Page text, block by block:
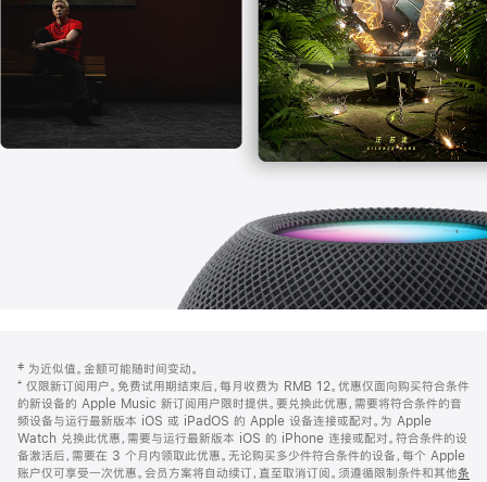
页
页
脚
注
‡ 为近似值。金额可能随时间变动。
⁺ 仅限新订阅用户。免费试用期结束后，每月收费为 RMB 12。优惠仅面向购买符合条件
的新设备的 Apple Music 新订阅用户限时提供。要兑换此优惠，需要将符合条件的音
频设备与运行最新版本 iOS 或 iPadOS 的 Apple 设备连接或配对。为 Apple
Watch 兑换此优惠，需要与运行最新版本 iOS 的 iPhone 连接或配对。符合条件的设
备激活后，需要在 3 个月内领取此优惠。无论购买多少件符合条件的设备，每个 Apple
账户仅可享受一次优惠。会员方案将自动续订，直至取消订阅。须遵循限制条件和其他条